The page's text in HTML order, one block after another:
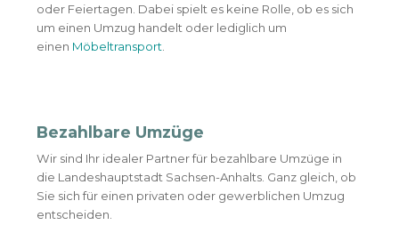
oder Feiertagen. Dabei spielt es keine Rolle, ob es sich
um einen Umzug handelt oder lediglich um
einen Möbeltransport
Bezahlbare Umzüge
Wir sind Ihr idealer Partner für bezahlbare Umzüge in
die Landeshauptstadt Sachsen-Anhalts. Ganz gleich, ob
Sie sich für einen privaten oder gewerblichen Umzug
entscheiden.